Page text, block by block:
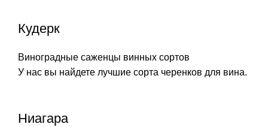
Кудерк
Виноградные саженцы винных сортов
У нас вы найдете лучшие сорта черенков для вина.
Ниагара